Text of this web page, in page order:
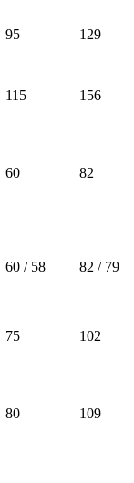
95 129
115 156
60 82
60 / 58 82 / 79
75 102
80 109